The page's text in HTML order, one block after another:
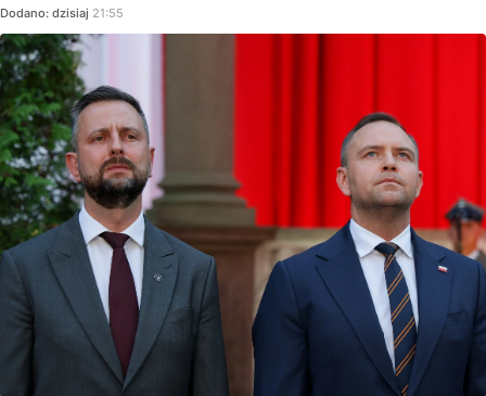
Dodano: dzisiaj 21:55